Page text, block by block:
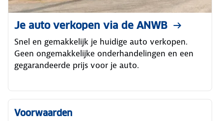
Je auto verkopen via de ANWB
Snel en gemakkelijk je huidige auto verkopen.
Geen ongemakkelijke onderhandelingen en een
gegarandeerde prijs voor je auto.
Voorwaarden